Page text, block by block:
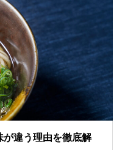
が違う理由を徹底解